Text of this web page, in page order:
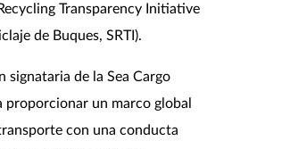
Transparency Initiative
de Buques, SRTI).
signataria de la Sea Cargo
un marco global
con una conducta